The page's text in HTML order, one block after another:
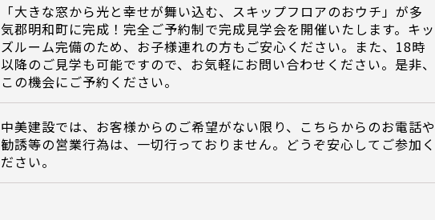
「大きな窓から光と幸せが舞い込む、スキップフロアのおウチ」が多
気郡明和町に完成！完全ご予約制で完成見学会を開催いたします。キッ
ズルーム完備のため、お子様連れの方もご安心ください。また、18時
以降のご見学も可能ですので、お気軽にお問い合わせください。是非、
この機会にご予約ください。
中美建設では、お客様からのご希望がない限り、こちらからのお電話や
勧誘等の営業行為は、一切行っておりません。どうぞ安心してご参加く
ださい。